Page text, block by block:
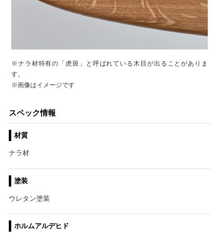
※ナラ材特有の「虎斑」と呼ばれている木目が出ることがありま
す。
※画像はイメージです
スペック情報
材質
ナラ材
塗装
ウレタン塗装
ホルムアルデヒド